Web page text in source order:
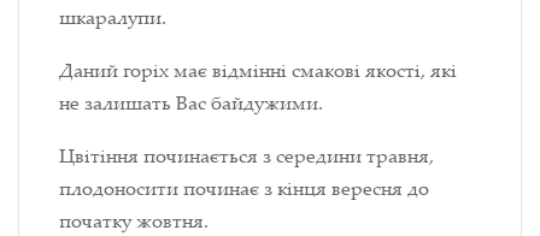
шкаралупи.
Даний горіх має відмінні смакові якості, які
не залишать Вас байдужими.
Цвітіння починається з середини травня,
плодоносити починає з кінця вересня до
початку жовтня.